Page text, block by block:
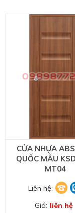
CỬA NHỰA
QUỐC MẪU
MT04
Liên hệ:
Giá: liên hệ